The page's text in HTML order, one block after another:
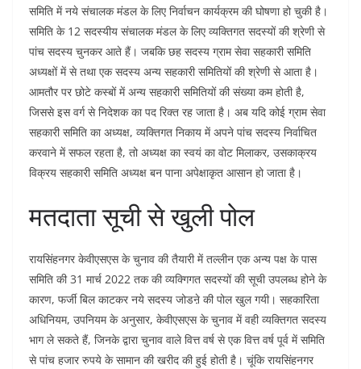
समिति में नये संचालक मंडल के लिए निर्वाचन कार्यक्रम की घोषणा हो चुकी है।
समिति के 12 सदस्यीय संचालक मंडल के लिए व्यक्तिगत सदस्यों की श्रेणी से
पांच सदस्य चुनकर आते हैं। जबकि छह सदस्य ग्राम सेवा सहकारी समिति
अध्यक्षों में से तथा एक सदस्य अन्य सहकारी समितियों की श्रेणी से आता है।
आमतौर पर छोटे कस्बों में अन्य सहकारी समितियों की संख्या कम होती है,
जिससे इस वर्ग से निदेशक का पद रिक्त रह जाता है। अब यदि कोई ग्राम सेवा
सहकारी समिति का अध्यक्ष, व्यक्तिगत निकाय में अपने पांच सदस्य निर्वाचित
करवाने में सफल रहता है, तो अध्यक्ष का स्वयं का वोट मिलाकर, उसकाक्रय
विक्रय सहकारी समिति अध्यक्ष बन पाना अपेक्षाकृत आसान हो जाता है।
मतदाता सूची से खुली पोल
रायसिंहनगर केवीएसएस के चुनाव की तैयारी में तल्लीन एक अन्य पक्ष के पास
समिति की 31 मार्च 2022 तक की व्यक्गिगत सदस्यों की सूची उपलब्ध होने के
कारण, फर्जी बिल काटकर नये सदस्य जोडऩे की पोल खुल गयी। सहकारिता
अधिनियम, उपनियम के अनुसार, केवीएसएस के चुनाव में वही व्यक्तिगत सदस्य
भाग ले सकते हैं, जिनके द्वारा चुनाव वाले वित्त वर्ष से एक वित्त वर्ष पूर्व में समिति
से पांच हजार रुपये के सामान की खरीद की हुई होती है। चूंकि रायसिंहनगर